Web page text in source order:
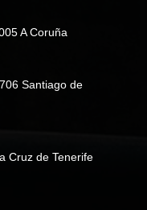
A Coruña
Santiago de
Cruz de Tenerife